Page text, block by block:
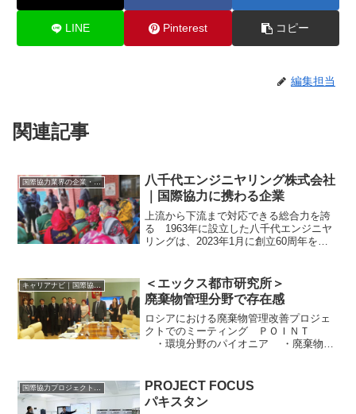
LINE Pinterest コピー
編集担当
関連記事
国際協力業界の企業・団体情報
八千代エンジニヤリング株式会社
｜国際協力に携わる企業
上流から下流まで対応できる総合力を誇
る 1963年に設立した八千代エンジニヤ
リングは、2023年1月に創立60周年を迎
に、より良い社会の実現に向けて国内外
で実績を重ねてき...
＜エックス都市研究所＞
廃棄物管理分野で存在感
ロシアにおける廃棄物管理改善プロジェ
クトでのミーティング ＰＯＩＮＴ
・環境分野のパイオニア ・廃棄物管
の高いサービスを提供しているエックス
都市研究所。同社は、①...
国際協力プロジェクトのリスト
PROJECT FOCUS
パキスタン